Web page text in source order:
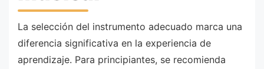
La selección del instrumento adecuado marca una
diferencia significativa en la experiencia de
aprendizaje. Para principiantes, se recomienda